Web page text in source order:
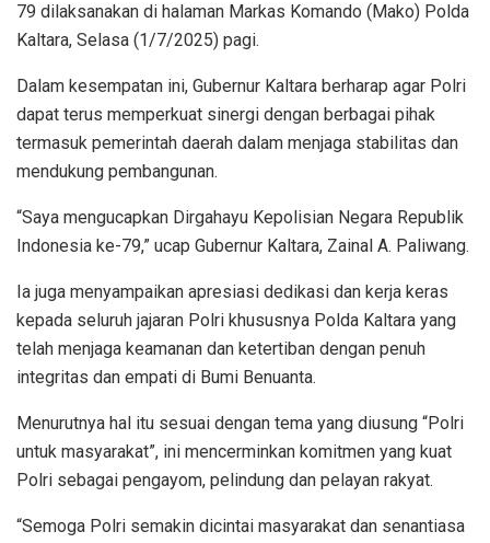
79 dilaksanakan di halaman Markas Komando (Mako) Polda
Kaltara, Selasa (1/7/2025) pagi.
Dalam kesempatan ini, Gubernur Kaltara berharap agar Polri
dapat terus memperkuat sinergi dengan berbagai pihak
termasuk pemerintah daerah dalam menjaga stabilitas dan
mendukung pembangunan.
“Saya mengucapkan Dirgahayu Kepolisian Negara Republik
Indonesia ke-79,” ucap Gubernur Kaltara, Zainal A. Paliwang.
Ia juga menyampaikan apresiasi dedikasi dan kerja keras
kepada seluruh jajaran Polri khususnya Polda Kaltara yang
telah menjaga keamanan dan ketertiban dengan penuh
integritas dan empati di Bumi Benuanta.
Menurutnya hal itu sesuai dengan tema yang diusung “Polri
untuk masyarakat”, ini mencerminkan komitmen yang kuat
Polri sebagai pengayom, pelindung dan pelayan rakyat.
“Semoga Polri semakin dicintai masyarakat dan senantiasa